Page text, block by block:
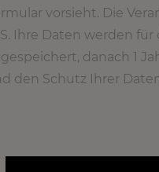
vorsieht. Die
Ihre Daten werden
danach 1
den Schutz Ihrer